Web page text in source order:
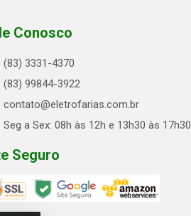
Conosco
(83) 3331-4370
(83) 99844-3922
contato@eletrofarias.com.br
Seg a Sex: 08h às 12h e 13h30 às 17h30
Seguro